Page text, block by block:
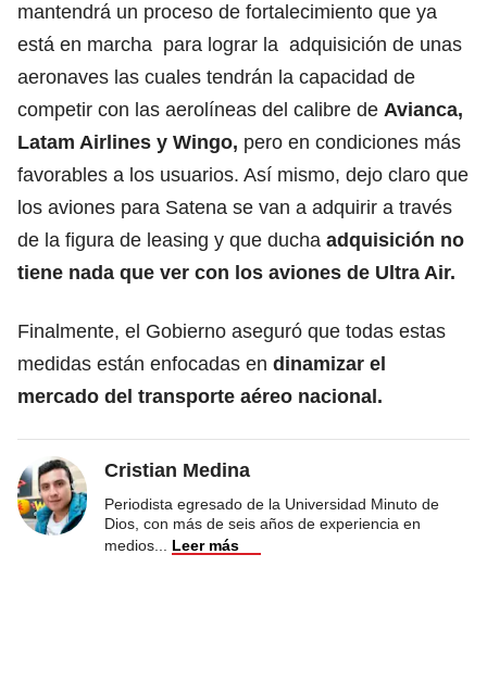
mantendrá un proceso de fortalecimiento que ya
está en marcha para lograr la adquisición de unas
aeronaves las cuales tendrán la capacidad de
competir con las aerolíneas del calibre de Avianca,
Latam Airlines y Wingo, pero en condiciones más
favorables a los usuarios. Así mismo, dejo claro que
los aviones para Satena se van a adquirir a través
de la figura de leasing y que ducha adquisición no
tiene nada que ver con los aviones de Ultra Air.
Finalmente, el Gobierno aseguró que todas estas
medidas están enfocadas en dinamizar el
mercado del transporte aéreo nacional.
Cristian Medina
Periodista egresado de la Universidad Minuto de
Dios, con más de seis años de experiencia en
medios
Leer más